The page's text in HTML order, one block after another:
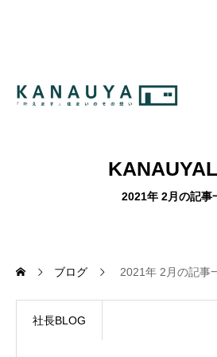
OUR FIVE
かなう家が選ばれる5つの理由
オンライン展示場
WORKS
2021年 2月の記事
ブログ 2021年 2月の記事
社長BLOG